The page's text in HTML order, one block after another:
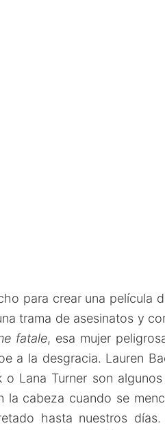
para crear una película
trama de asesinatos y
fatale, esa mujer
a la desgracia. Lauren
o Lana Turner son
la cabeza cuando se
hasta nuestros